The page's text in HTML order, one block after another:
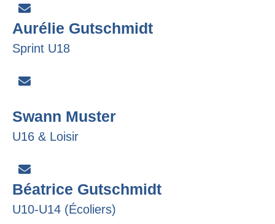
Aurélie Gutschmidt
Sprint U18
Swann Muster
U16 & Loisir
Béatrice Gutschmidt
U10-U14 (Écoliers)